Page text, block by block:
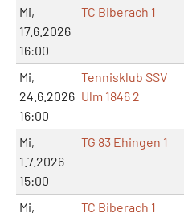
Mi,
17.6.2026
16:00
TC Biberach 1
Mi,
24.6.2026
16:00
Tennisklub SSV
Ulm 1846 2
Mi,
1.7.2026
15:00
TG 83 Ehingen 1
Mi,
TC Biberach 1